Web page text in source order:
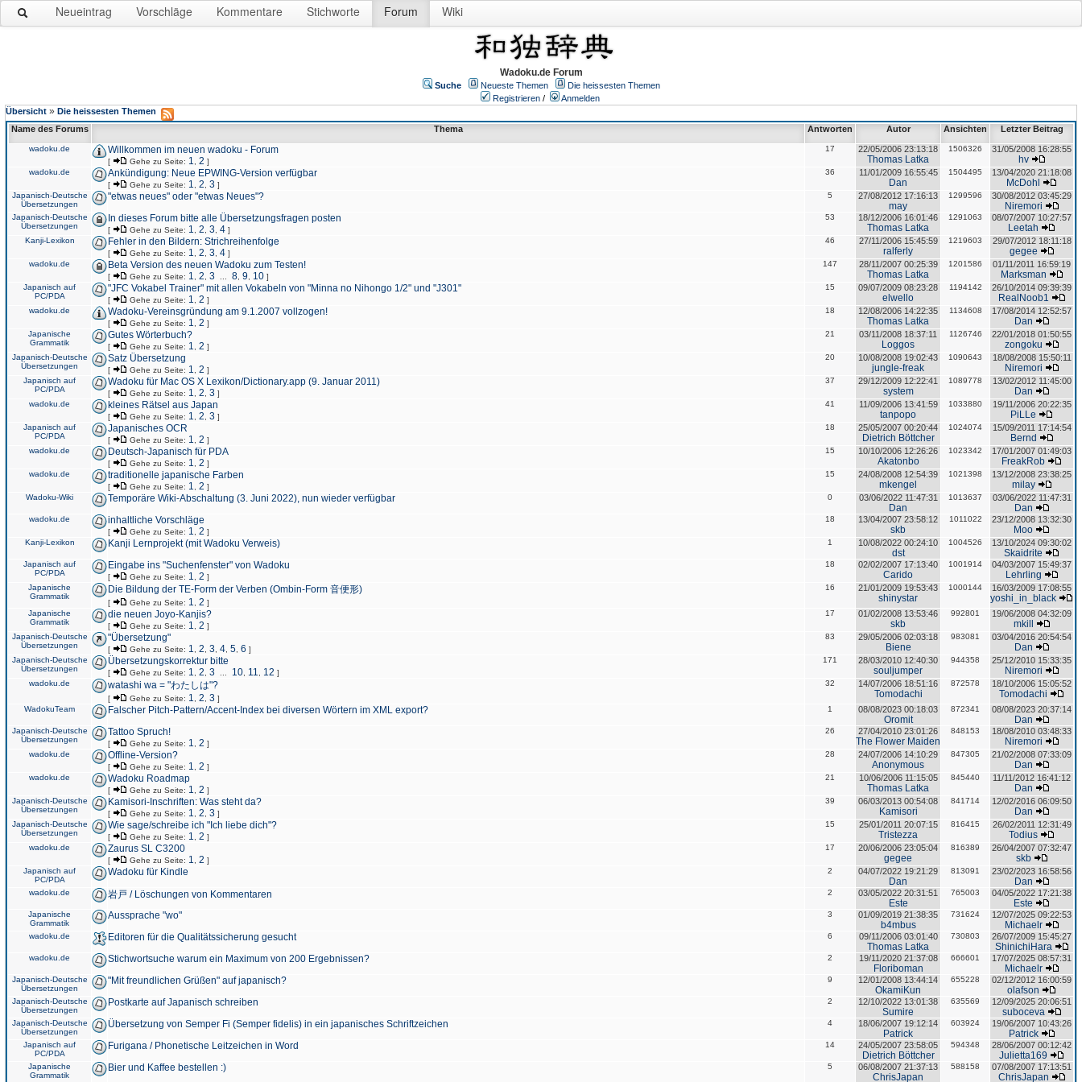
Neueintrag Vorschläge Kommentare Stichworte Forum Wiki
Wadoku.de Forum
Suche Neueste Themen
Die heissesten Themen
Registrieren /
Anmelden
Übersicht » Die heissesten Themen
Name des Forums
Thema Antworten Autor Ansichten Letzter Beitrag
wadoku.de Willkommen im neuen wadoku - Forum
[ Gehe zu Seite: 1 2 ]
17 22/05/2006 23:13:18
Thomas Latka
1506326 31/05/2008 16:28:55
hv
wadoku.de Ankündigung: Neue EPWING-Version verfügbar
[ Gehe zu Seite: 1 2 3 ]
36 11/01/2009 16:55:45
Dan
1504495 13/04/2020 21:18:08
McDohl
Japanisch-Deutsche
Übersetzungen
"etwas neues" oder "etwas Neues"? 5 27/08/2012 17:16:13
may
1299596 30/08/2012 03:45:29
Niremori
Japanisch-Deutsche
Übersetzungen
In dieses Forum bitte alle Übersetzungsfragen posten
[ Gehe zu Seite: 1 2 3 4 ]
53 18/12/2006 16:01:46
Thomas Latka
1291063 08/07/2007 10:27:57
Leetah
Kanji-Lexikon Fehler in den Bildern: Strichreihenfolge
[ Gehe zu Seite: 1 2 3 4 ]
46 27/11/2006 15:45:59
ralferly
1219603 29/07/2012 18:11:18
gegee
wadoku.de Beta Version des neuen Wadoku zum Testen!
[ Gehe zu Seite: 1 2 3 8 9 10 ]
147 28/11/2007 00:25:39
Thomas Latka
1201586 01/11/2011 16:59:19
Marksman
Japanisch auf
PC/PDA
"JFC Vokabel Trainer" mit allen Vokabeln von "Minna no Nihongo 1/2" und "J301"
[ Gehe zu Seite: 1 2 ]
15 09/07/2009 08:23:28
elwello
1194142 26/10/2014 09:39:39
RealNoob1
wadoku.de Wadoku-Vereinsgründung am 9.1.2007 vollzogen!
[ Gehe zu Seite: 1 2 ]
18 12/08/2006 14:22:35
Thomas Latka
1134608 17/08/2014 12:52:57
Dan
Japanische
Grammatik
Gutes Wörterbuch?
[ Gehe zu Seite: 1 2 ]
21 03/11/2008 18:37:11
Loggos
1126746 22/01/2018 01:50:55
zongoku
Japanisch-Deutsche
Übersetzungen
Satz Übersetzung
[ Gehe zu Seite: 1 2 ]
20 10/08/2008 19:02:43
jungle-freak
1090643 18/08/2008 15:50:11
Niremori
Japanisch auf
PC/PDA
Wadoku für Mac OS X Lexikon/Dictionary.app (9. Januar 2011)
[ Gehe zu Seite: 1 2 3 ]
37 29/12/2009 12:22:41
system
1089778 13/02/2012 11:45:00
Dan
wadoku.de kleines Rätsel aus Japan
[ Gehe zu Seite: 1 2 3 ]
41 11/09/2006 13:41:59
tanpopo
1033880 19/11/2006 20:22:35
PiLLe
Japanisch auf
PC/PDA
Japanisches OCR
[ Gehe zu Seite: 1 2 ]
18 25/05/2007 00:20:44
Dietrich Böttcher
1024074 15/09/2011 17:14:54
Bernd
wadoku.de Deutsch-Japanisch für PDA
[ Gehe zu Seite: 1 2 ]
15 10/10/2006 12:26:26
Akatonbo
1023342 17/01/2007 01:49:03
FreakRob
wadoku.de traditionelle japanische Farben
[ Gehe zu Seite: 1 2 ]
15 24/08/2008 12:54:39
mkengel
1021398 13/12/2008 23:38:25
milay
Wadoku-Wiki Temporäre Wiki-Abschaltung (3. Juni 2022), nun wieder verfügbar 0 03/06/2022 11:47:31
Dan
1013637 03/06/2022 11:47:31
Dan
wadoku.de inhaltliche Vorschläge
[ Gehe zu Seite: 1 2 ]
18 13/04/2007 23:58:12
skb
1011022 23/12/2008 13:32:30
Moo
Kanji-Lexikon Kanji Lernprojekt (mit Wadoku Verweis) 1 10/08/2022 00:24:10
dst
1004526 13/10/2024 09:30:02
Skaidrite
Japanisch auf
PC/PDA
Eingabe ins "Suchenfenster" von Wadoku
[ Gehe zu Seite: 1 2 ]
18 02/02/2007 17:13:40
Carido
1001914 04/03/2007 15:49:37
Lehrling
Japanische
Grammatik
Die Bildung der TE-Form der Verben (Ombin-Form 音便形)
[ Gehe zu Seite: 1 2 ]
16 21/01/2009 19:53:43
shinystar
1000144 16/03/2009 17:08:55
yoshi_in_black
Japanische
Grammatik
die neuen Joyo-Kanjis?
[ Gehe zu Seite: 1 2 ]
17 01/02/2008 13:53:46
skb
992801 19/06/2008 04:32:09
mkill
Japanisch-Deutsche
Übersetzungen
"Übersetzung"
[ Gehe zu Seite: 1 2 3 4 5 6 ]
83 29/05/2006 02:03:18
Biene
983081 03/04/2016 20:54:54
Dan
Japanisch-Deutsche
Übersetzungen
Übersetzungskorrektur bitte
[ Gehe zu Seite: 1 2 3 10 11 12 ]
171 28/03/2010 12:40:30
souljumper
944358 25/12/2010 15:33:35
Niremori
wadoku.de watashi wa = "わたしは"?
[ Gehe zu Seite: 1 2 3 ]
32 14/07/2006 18:51:16
Tomodachi
872578 18/10/2006 15:05:52
Tomodachi
WadokuTeam Falscher Pitch-Pattern/Accent-Index bei diversen Wörtern im XML export? 1 08/08/2023 00:18:03
Oromit
872341 08/08/2023 20:37:14
Dan
Japanisch-Deutsche
Übersetzungen
Tattoo Spruch!
[ Gehe zu Seite: 1 2 ]
26 27/04/2010 23:01:26
The Flower Maiden
848153 18/08/2010 03:48:33
Niremori
wadoku.de Offline-Version?
[ Gehe zu Seite: 1 2 ]
28 24/07/2006 14:10:29
Anonymous
847305 21/02/2008 07:33:09
Dan
wadoku.de Wadoku Roadmap
[ Gehe zu Seite: 1 2 ]
21 10/06/2006 11:15:05
Thomas Latka
845440 11/11/2012 16:41:12
Dan
Japanisch-Deutsche
Übersetzungen
Kamisori-Inschriften: Was steht da?
[ Gehe zu Seite: 1 2 3 ]
39 06/03/2013 00:54:08
Kamisori
841714 12/02/2016 06:09:50
Dan
Japanisch-Deutsche
Übersetzungen
Wie sage/schreibe ich "Ich liebe dich"?
[ Gehe zu Seite: 1 2 ]
15 25/01/2011 20:07:15
Tristezza
816415 26/02/2011 12:31:49
Todius
wadoku.de Zaurus SL C3200
[ Gehe zu Seite: 1 2 ]
17 20/06/2006 23:05:04
gegee
816389 26/04/2007 07:32:47
skb
Japanisch auf
PC/PDA
Wadoku für Kindle 2 04/07/2022 19:21:29
Dan
813091 23/02/2023 16:58:56
Dan
wadoku.de 岩戸 / Löschungen von Kommentaren 2 03/05/2022 20:31:51
Este
765003 04/05/2022 17:21:38
Este
Japanische
Grammatik
Aussprache "wo" 3 01/09/2019 21:38:35
b4mbus
731624 12/07/2025 09:22:53
Michaelr
wadoku.de Editoren für die Qualitätssicherung gesucht 6 09/11/2006 03:01:40
Thomas Latka
730803 26/07/2009 15:45:27
ShinichiHara
wadoku.de Stichwortsuche warum ein Maximum von 200 Ergebnissen? 2 19/11/2020 21:37:08
Floriboman
666601 17/07/2025 08:57:31
Michaelr
Japanisch-Deutsche
Übersetzungen
"Mit freundlichen Grüßen" auf japanisch? 9 12/01/2008 13:44:14
OkamiKun
655228 02/12/2012 16:00:59
olafson
Japanisch-Deutsche
Übersetzungen
Postkarte auf Japanisch schreiben 2 12/10/2022 13:01:38
Sumire
635569 12/09/2025 20:06:51
suboceva
Japanisch-Deutsche
Übersetzungen
Übersetzung von Semper Fi (Semper fidelis) in ein japanisches Schriftzeichen 4 18/06/2007 19:12:14
Patrick
603924 19/06/2007 10:43:26
Patrick
Japanisch auf
PC/PDA
Furigana / Phonetische Leitzeichen in Word 14 24/05/2007 23:58:05
Dietrich Böttcher
594348 28/06/2007 00:12:42
Julietta169
Japanische
Grammatik
Bier und Kaffee bestellen :) 5 06/08/2007 21:37:13
ChrisJapan
588158 07/08/2007 17:13:51
ChrisJapan